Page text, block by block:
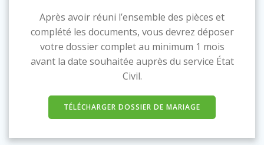
Après avoir réuni l’ensemble des pièces et
complété les documents, vous devrez déposer
votre dossier complet au minimum 1 mois
avant la date souhaitée auprès du service État
Civil.
TÉLÉCHARGER DOSSIER DE MARIAGE